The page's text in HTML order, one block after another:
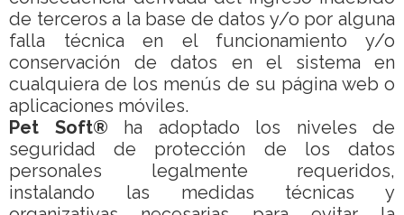
de terceros a la base de datos y/o por alguna
falla técnica en el funcionamiento y/o
conservación de datos en el sistema en
cualquiera de los menús de su página web o
aplicaciones móviles.
Pet Soft® ha adoptado los niveles de
seguridad de protección de los datos
personales legalmente requeridos,
instalando las medidas técnicas y